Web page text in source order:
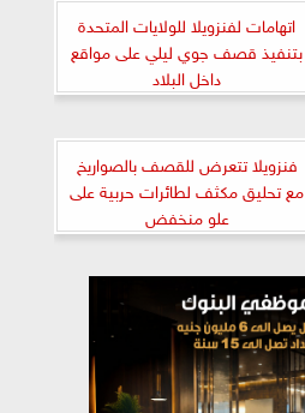
اتهامات لفنزويلا للولايات المتحدة
بتنفيذ قصف جوي ليلي على مواقع
داخل البلاد
فنزويلا تتعرض للقصف بالصواريخ
مع تحليق مكثف لطائرات حربية على
علو منخفض